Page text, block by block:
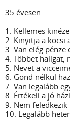
35 évesen :
1. Kellemes
2. Kinyitja a kocsi
3. Van elég pénze
4. Többet hallgat,
5. Nevet a
6. Gond nélkül
7. Van legalább
8. Értékeli a jó
9. Nem
10. Legalább